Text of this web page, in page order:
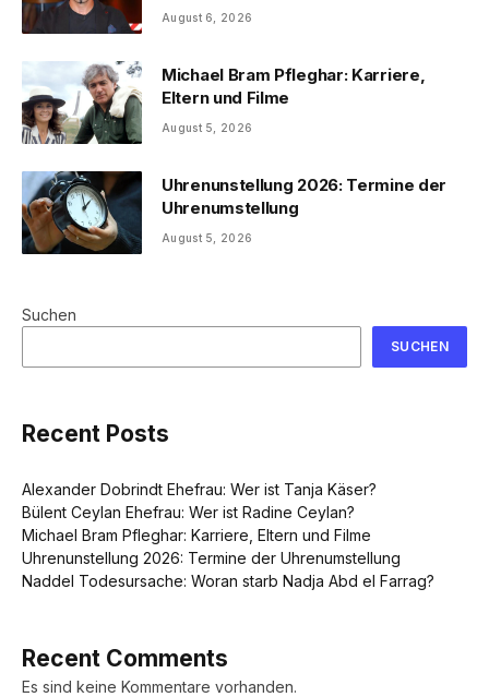
August 6, 2026
Michael Bram Pfleghar: Karriere,
Eltern und Filme
August 5, 2026
Uhrenunstellung 2026: Termine der
Uhrenumstellung
August 5, 2026
Suchen
SUCHEN
Recent Posts
Alexander Dobrindt Ehefrau: Wer ist Tanja Käser?
Bülent Ceylan Ehefrau: Wer ist Radine Ceylan?
Michael Bram Pfleghar: Karriere, Eltern und Filme
Uhrenunstellung 2026: Termine der Uhrenumstellung
Naddel Todesursache: Woran starb Nadja Abd el Farrag?
Recent Comments
Es sind keine Kommentare vorhanden.